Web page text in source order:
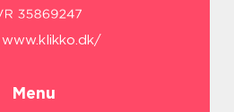
www.klikko.dk/
Menu